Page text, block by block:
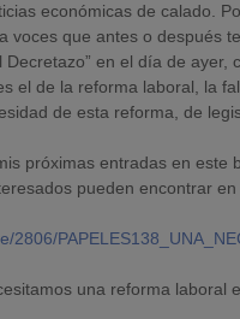
económicas de calado.
voces que antes o después
en el día de
el de la reforma laboral, la
de esta reforma, de
próximas entradas en
pueden encontrar
una reforma laboral